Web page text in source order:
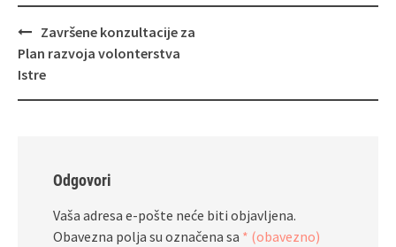
Navigacija
objava
Završene konzultacije za
Plan razvoja volonterstva
Istre
Odgovori
Vaša adresa e-pošte neće biti objavljena.
Obavezna polja su označena sa * (obavezno)